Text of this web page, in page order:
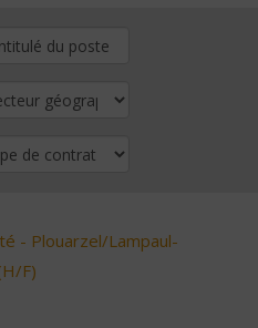
- Plouarzel/Lampaul-
F)